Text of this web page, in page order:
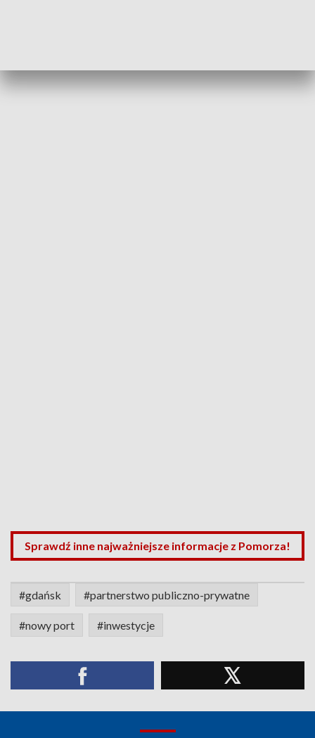
Sprawdź inne najważniejsze informacje z Pomorza!
#gdańsk #partnerstwo publiczno-prywatne
#nowy port #inwestycje